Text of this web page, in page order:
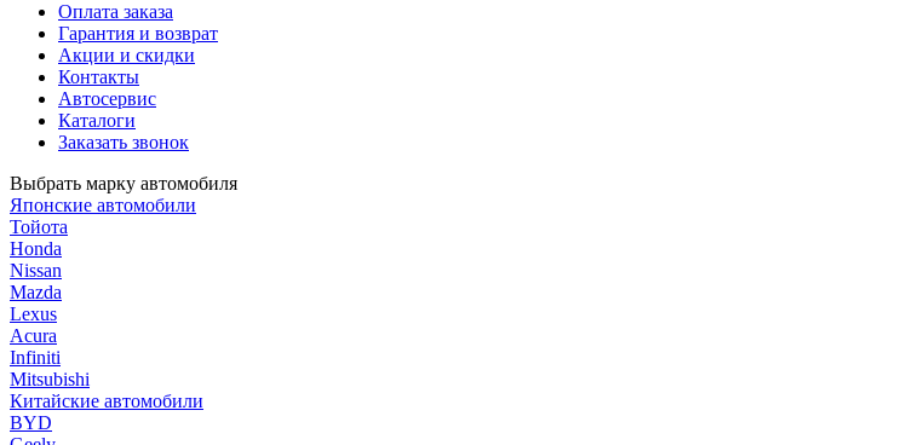
Оплата заказа
Гарантия и возврат
Акции и скидки
Контакты
Автосервис
Каталоги
Заказать звонок
Выбрать марку автомобиля
Японские автомобили
Тойота
Honda
Nissan
Mazda
Lexus
Acura
Infiniti
Mitsubishi
Китайские автомобили
BYD